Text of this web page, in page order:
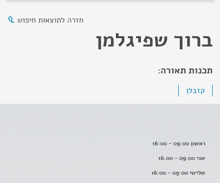
חזרה לתוצאות חיפוש
ברוך שפיגלמן
תכנות תאורה:
קזבלן
ראשון 09:00 - 16:00
שני 09:00 - 16:00
שלישי 09:00 - 16:00